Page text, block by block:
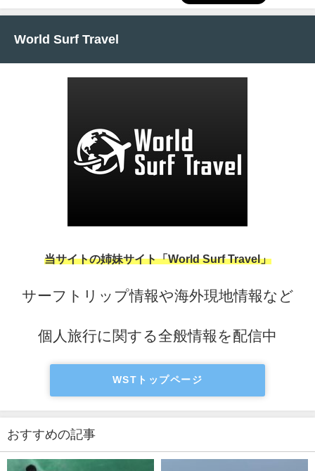
World Surf Travel
当サイトの姉妹サイト「World Surf Travel」
サーフトリップ情報や海外現地情報など
個人旅行に関する全般情報を配信中
WSTトップページ
おすすめの記事